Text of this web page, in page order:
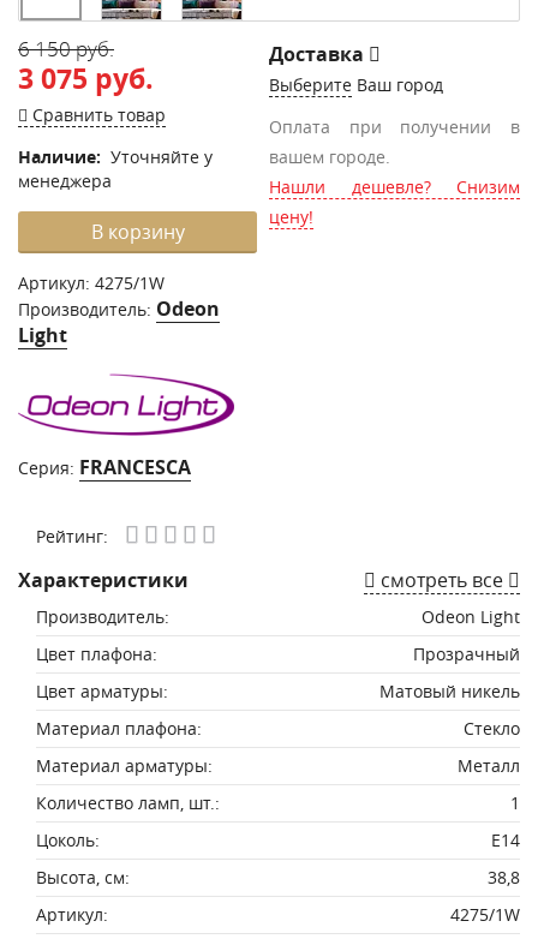
6 150 руб.
3 075 руб.
Сравнить товар
Наличие: Уточняйте у
менеджера
В корзину
Артикул: 4275/1W
Производитель: Odeon
Light
Серия: FRANCESCA
Доставка
Выберите Ваш город
Оплата при получении в
вашем городе.
Нашли дешевле? Снизим
цену!
Рейтинг:
Характеристики смотреть все
Производитель:
Odeon Light
Цвет плафона:
Прозрачный
Цвет арматуры:
Матовый никель
Материал плафона:
Стекло
Материал арматуры:
Металл
Количество ламп, шт.:
1
Цоколь:
E14
Высота, см:
38,8
Артикул:
4275/1W